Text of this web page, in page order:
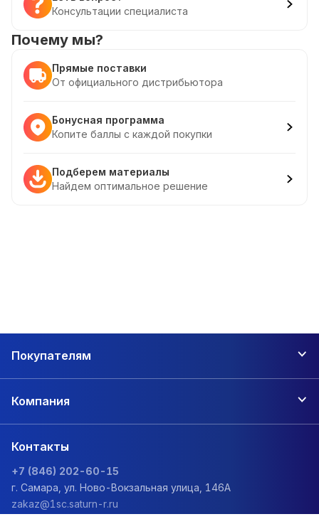
Консультации специалиста
Почему мы?
Прямые поставки
От официального дистрибьютора
Бонусная программа
Копите баллы с каждой покупки
Подберем материалы
Найдем оптимальное решение
Покупателям
Компания
Контакты
+7 (846) 202-60-15
г. Самара, ул. Ново-Вокзальная улица, 146А
zakaz@1sc.saturn-r.ru